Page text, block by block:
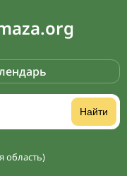
Найти
область)